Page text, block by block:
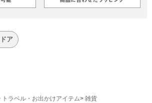
ア
トラベル・お出かけアイテム 雑貨